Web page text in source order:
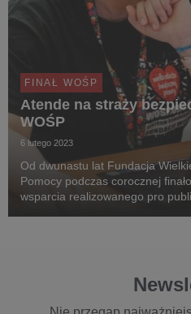
FINAŁ WOŚP
Atende na straży
WOŚP
6 lutego 2023
Od dwunastu lat Fundacja
Pomocy podczas corocznej
wsparcia realizowanego pro